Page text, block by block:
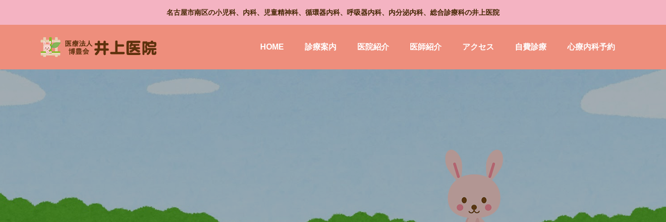
名古屋市南区の小児科、内科、児童精神科、循環器内科、呼吸器内科、内分泌内科、総合診療科の井上医院
HOME 診療案内 医院紹介 医師紹介 アクセス 自費診療 心療内科予約